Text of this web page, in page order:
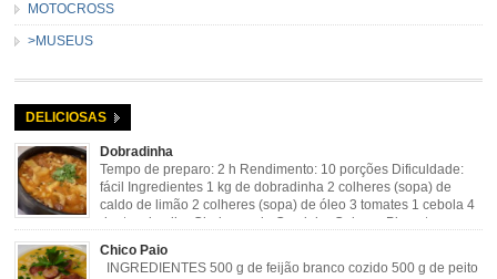
MOTOCROSS
>MUSEUS
DELICIOSAS
Dobradinha
Tempo de preparo: 2 h Rendimento: 10 porções Dificuldade:
fácil Ingredientes 1 kg de dobradinha 2 colheres (sopa) de
caldo de limão 2 colheres (sopa) de óleo 3 tomates 1 cebola 4
dentes de alho Cheiro verde Cominho Colorau Pimenta a
gosto Modo de Preparo: Lavar muito bem a dobradinha com limão. Deixar de
molho […]
Chico Paio
INGREDIENTES 500 g de feijão branco cozido 500 g de peito